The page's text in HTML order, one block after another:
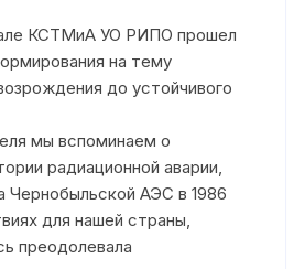
КСТМиА УО РИПО прошел
на тему
до устойчивого
мы вспоминаем о
радиационной аварии,
Чернобыльской АЭС в 1986
для нашей страны,
преодолевала